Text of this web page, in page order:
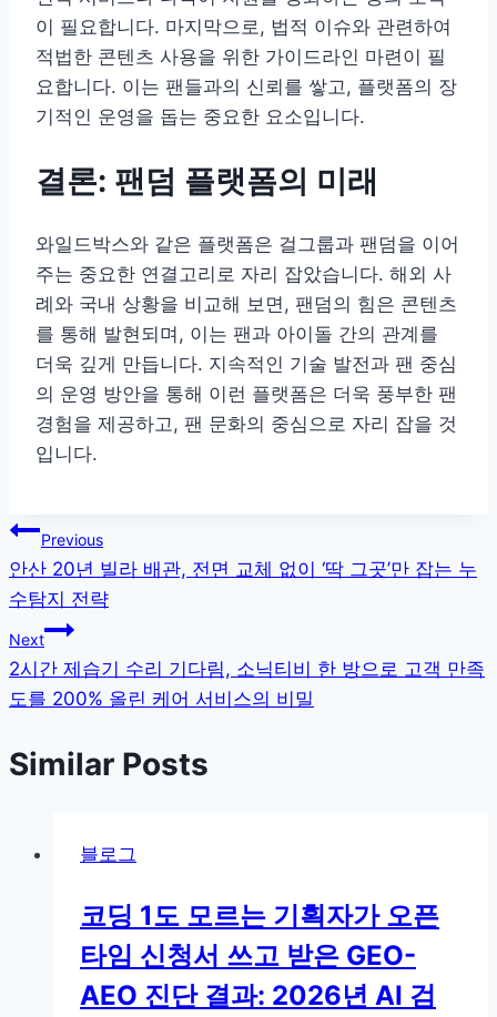
이 필요합니다. 마지막으로, 법적 이슈와 관련하여
적법한 콘텐츠 사용을 위한 가이드라인 마련이 필
요합니다. 이는 팬들과의 신뢰를 쌓고, 플랫폼의 장
기적인 운영을 돕는 중요한 요소입니다.
결론: 팬덤 플랫폼의 미래
와일드박스와 같은 플랫폼은 걸그룹과 팬덤을 이어
주는 중요한 연결고리로 자리 잡았습니다. 해외 사
례와 국내 상황을 비교해 보면, 팬덤의 힘은 콘텐츠
를 통해 발현되며, 이는 팬과 아이돌 간의 관계를
더욱 깊게 만듭니다. 지속적인 기술 발전과 팬 중심
의 운영 방안을 통해 이런 플랫폼은 더욱 풍부한 팬
경험을 제공하고, 팬 문화의 중심으로 자리 잡을 것
입니다.
글
탐
색
Previous
안산 20년 빌라 배관, 전면 교체 없이 ‘딱 그곳’만 잡는 누
수탐지 전략
Next
2시간 제습기 수리 기다림, 소닉티비 한 방으로 고객 만족
도를 200% 올린 케어 서비스의 비밀
Similar Posts
블로그
코딩 1도 모르는 기획자가 오픈
타임 신청서 쓰고 받은 GEO-
AEO 진단 결과: 2026년 AI 검